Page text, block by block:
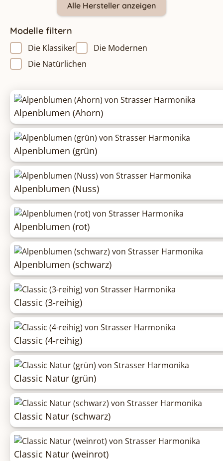
Alle Hersteller anzeigen
Modelle filtern
Die Klassiker
Die Modernen
Die Natürlichen
Alpenblumen (Ahorn)
Alpenblumen (grün)
Alpenblumen (Nuss)
Alpenblumen (rot)
Alpenblumen (schwarz)
Classic (3-reihig)
Classic (4-reihig)
Classic Natur (grün)
Classic Natur (schwarz)
Classic Natur (weinrot)